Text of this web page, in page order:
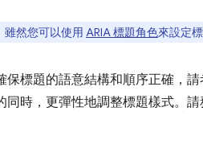
雖然您可以使用 ARIA 標題角色來設定
保標題的語意結構和順序正確，
同時，更彈性地調整標題樣式。